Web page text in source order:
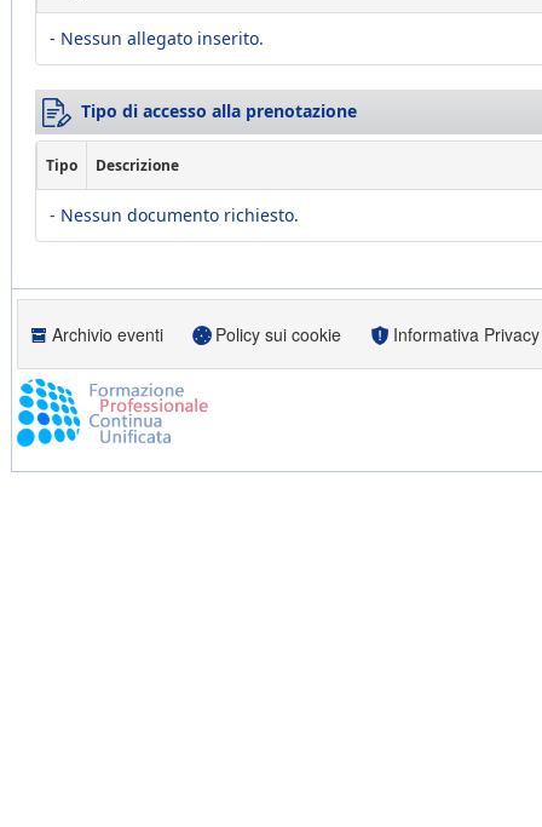
- Nessun allegato inserito.
Tipo di accesso alla prenotazione
Tipo Descrizione
- Nessun documento richiesto.
Archivio eventi Policy sui cookie Informativa Privacy